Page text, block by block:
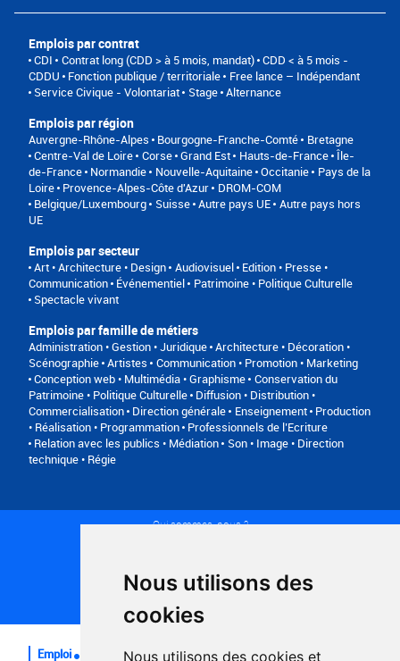
Nous utilisons des
cookies
Nous utilisons des cookies et
Emplois par contrat
CDI Contrat long (CDD > à 5 mois, mandat) CDD < à 5 mois -
CDDU
Fonction publique / territoriale
Free lance – Indépendant
Service Civique - Volontariat
Stage Alternance
Emplois par région
Auvergne-Rhône-Alpes Bourgogne-Franche-Comté
Bretagne
Centre-Val de Loire Corse Grand Est Hauts-de-France Île-
de-France Normandie Nouvelle-Aquitaine Occitanie
Pays de la
Loire Provence-Alpes-Côte d'Azur
DROM-COM
Belgique/Luxembourg
Suisse Autre pays UE Autre pays hors
UE
Emplois par secteur
Art • Architecture • Design Audiovisuel Edition • Presse •
Communication Événementiel
Patrimoine • Politique Culturelle
Spectacle vivant
Emplois par famille de métiers
Administration • Gestion • Juridique Architecture • Décoration •
Scénographie Artistes
Communication • Promotion • Marketing
Conception web • Multimédia • Graphisme Conservation du
Patrimoine • Politique Culturelle Diffusion • Distribution •
Commercialisation Direction générale Enseignement Production
• Réalisation • Programmation Professionnels de l’Ecriture
Relation avec les publics • Médiation
Son • Image • Direction
technique • Régie
Qui sommes-nous ?
Plan du site
FAQ recruteurs
FAQ
Emploi